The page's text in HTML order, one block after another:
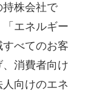
持株会社で
エネルギー
べてのお客
消費者向け
向けのエネ